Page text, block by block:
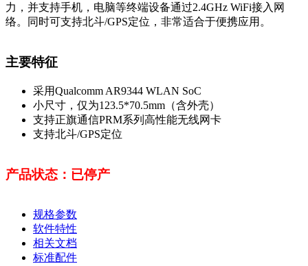
力，并支持手机，电脑等终端设备通过2.4GHz WiFi接入网
络。同时可支持北斗/GPS定位，非常适合于便携应用。
主要特征
采用Qualcomm AR9344 WLAN SoC
小尺寸，仅为123.5*70.5mm（含外壳）
支持正旗通信PRM系列高性能无线网卡
支持北斗/GPS定位
产品状态：已停产
规格参数
软件特性
相关文档
标准配件